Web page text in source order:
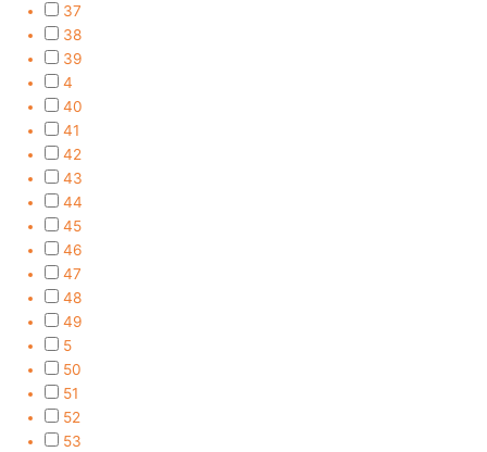
37
38
39
4
40
41
42
43
44
45
46
47
48
49
5
50
51
52
53